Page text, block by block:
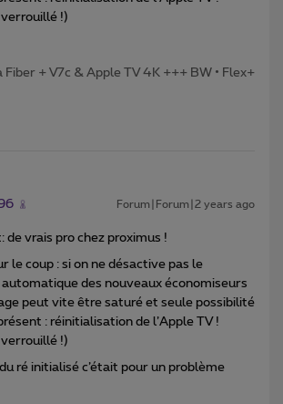
verrouillé !)
Fiber + V7c & Apple TV 4K +++ BW • Flex+
Forum|Forum|2 years ago
de vrais pro chez proximus !
le coup : si on ne désactive pas le
des nouveaux économiseurs
peut vite être saturé et seule possibilité
: réinitialisation de l’Apple TV !
verrouillé !)
du ré initialisé c’était pour un problème